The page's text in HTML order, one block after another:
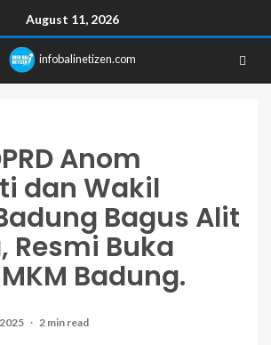
August 11, 2026
infobalinetizen.com
Anom
dan Wakil
Bagus Alit
Resmi Buka
Badung.
2 min read